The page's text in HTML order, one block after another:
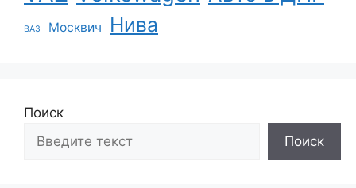
ВАЗ Москвич Нива
Поиск
Поиск